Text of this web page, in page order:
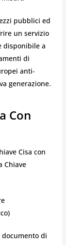
pubblici ed
un servizio
disponibile a
di
anti-
generazione.
Con
Cisa con
Chiave
di